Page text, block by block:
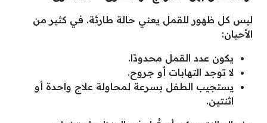
ليس كل ظهور للقمل يعني حالة طارئة. في كثير من
الأحيان:
يكون عدد القمل محدودًا.
لا توجد التهابات أو جروح.
يستجيب الطفل بسرعة لمحاولة علاج واحدة أو
اثنتين.